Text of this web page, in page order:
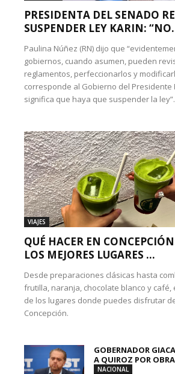
PRESIDENTA DEL SENADO
SUSPENDER LEY KARIN:
Paulina Núñez (RN) dijo que
gobiernos, cuando asumen, pueden
reglamentos, perfeccionarlos y
corresponde al Gobierno del Presidente
significa que haya que suspender la ley”.
VIAJES
QUÉ HACER EN
LOS MEJORES LUGARES ...
Desde preparaciones clásicas hasta
frutilla, naranja, chocolate blanco y café,
de los lugares donde puedes disfrutar
Concepción.
GOBERNADOR
A QUIROZ POR
NACIONAL